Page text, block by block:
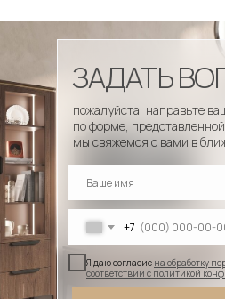
сочетающееся с основным
+7
Я даю согласие на обработку
соответствии с политикой
пожалуйста, направьте
по форме, представленной
мы свяжемся с вами в
ЗАДАТЬ